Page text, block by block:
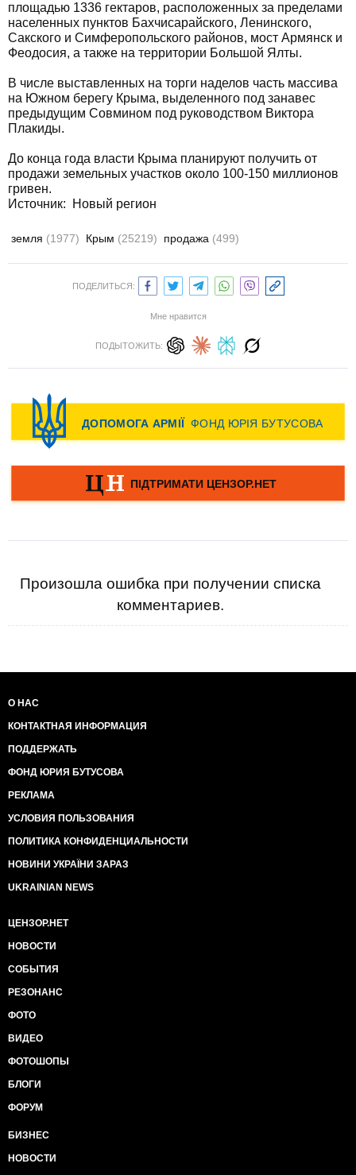
площадью 1336 гектаров, расположенных за пределами
населенных пунктов Бахчисарайского, Ленинского,
Сакского и Симферопольского районов, мост Армянск и
Феодосия, а также на территории Большой Ялты.
В числе выставленных на торги наделов часть массива
на Южном берегу Крыма, выделенного под занавес
предыдущим Совмином под руководством Виктора
Плакиды.
До конца года власти Крыма планируют получить от
продажи земельных участков около 100-150 миллионов
гривен.
Источник: Новый регион
земля (1977) Крым (25219) продажа (499)
ПОДЕЛИТЬСЯ:
Мне нравится
ПОДЫТОЖИТЬ:
Произошла ошибка при получении списка
комментариев.
О НАС
КОНТАКТНАЯ ИНФОРМАЦИЯ
ПОДДЕРЖАТЬ
ФОНД ЮРИЯ БУТУСОВА
РЕКЛАМА
УСЛОВИЯ ПОЛЬЗОВАНИЯ
ПОЛИТИКА КОНФИДЕНЦИАЛЬНОСТИ
НОВИНИ УКРАЇНИ ЗАРАЗ
UKRAINIAN NEWS
ЦЕНЗОР.НЕТ
НОВОСТИ
СОБЫТИЯ
РЕЗОНАНС
ФОТО
ВИДЕО
ФОТОШОПЫ
БЛОГИ
ФОРУМ
БИЗНЕС
НОВОСТИ